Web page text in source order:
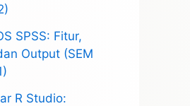
SPSS: Fitur,
Output (SEM
R Studio: